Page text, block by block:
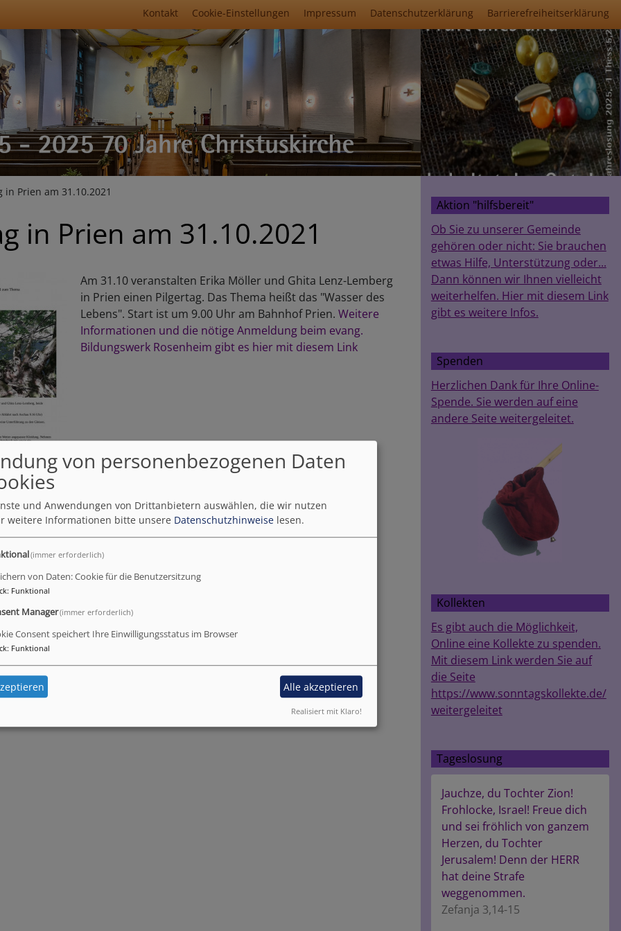
Fußbereichsmenü
Kontakt Cookie-Einstellungen Impressum Datenschutzerklärung Barrierefreiheitserklärung
in Prien am 31.10.2021
in Prien am 31.10.2021
Am 31.10 veranstalten Erika Möller und Ghita Lenz-Lemberg
in Prien einen Pilgertag. Das Thema heißt das "Wasser des
Lebens". Start ist um 9.00 Uhr am Bahnhof Prien.Weitere
Informationen und die nötige Anmeldung beim evang.
Bildungswerk Rosenheim gibt es hier mit diesem Link
Aktion "hilfsbereit"
Ob Sie zu unserer Gemeinde
gehören oder nicht: Sie brauchen
etwas Hilfe, Unterstützung oder...
Dann können wir Ihnen vielleicht
weiterhelfen. Hier mit diesem Link
gibt es weitere Infos.
Spenden
Herzlichen Dank für Ihre Online-
Spende. Sie werden auf eine
andere Seite weitergeleitet.
Kollekten
Es gibt auch die Möglichkeit,
Online eine Kollekte zu spenden.
Mit diesem Link werden Sie auf
die Seite
https://www.sonntagskollekte.de/
weitergeleitet
Tageslosung
Jauchze, du Tochter Zion!
Frohlocke, Israel! Freue dich
und sei fröhlich von ganzem
Herzen, du Tochter
Jerusalem! Denn der HERR
hat deine Strafe
weggenommen.
Zefanja 3,14-15
von personenbezogenen Daten
und Anwendungen von Drittanbietern auswählen, die wir nutzen
weitere Informationen bitte unsere Datenschutzhinweise lesen.
(immer erforderlich)
von Daten: Cookie für die Benutzersitzung
: Funktional
Manager(immer erforderlich)
Consent speichert Ihre Einwilligungsstatus im Browser
: Funktional
Alle akzeptieren
Realisiert mit Klaro!